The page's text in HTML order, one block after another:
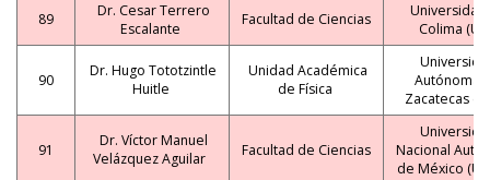
89
Dr. Cesar Terrero
Escalante
Facultad de Ciencias
Colima
90
Dr. Hugo Tototzintle
Huitle
Unidad Académica
de Física
Autónoma
Zacatecas
91
Dr. Víctor Manuel
Velázquez Aguilar
Facultad de Ciencias
Nacional
de México